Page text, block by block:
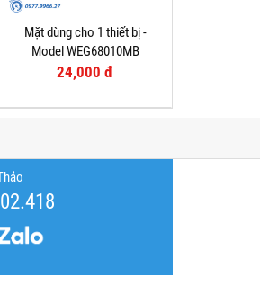
Mặt dùng cho 1 thiết bị -
Model WEG68010MB
24,000 đ